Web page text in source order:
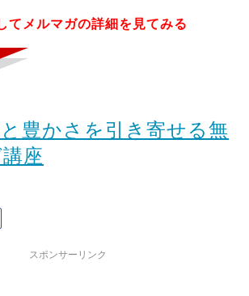
てメルマガの詳細を見てみる
豊かさを引き寄せる無
座
スポンサーリンク